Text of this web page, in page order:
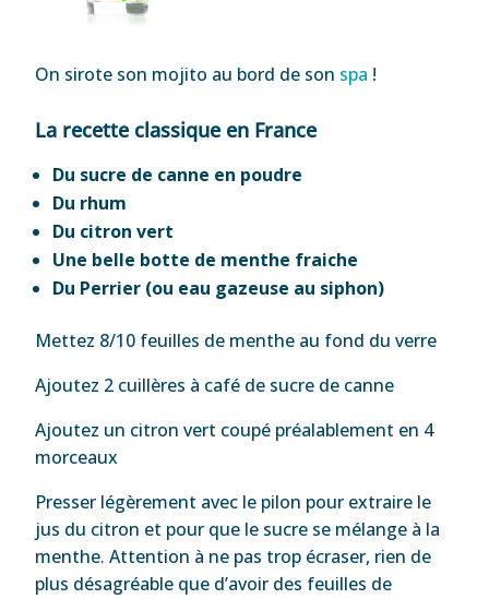
On sirote son mojito au bord de son spa !
La recette classique en France
Du sucre de canne en poudre
Du rhum
Du citron vert
Une belle botte de menthe fraiche
Du Perrier (ou eau gazeuse au siphon)
Mettez 8/10 feuilles de menthe au fond du verre
Ajoutez 2 cuillères à café de sucre de canne
Ajoutez un citron vert coupé préalablement en 4
morceaux
Presser légèrement avec le pilon pour extraire le
jus du citron et pour que le sucre se mélange à la
menthe. Attention à ne pas trop écraser, rien de
plus désagréable que d’avoir des feuilles de